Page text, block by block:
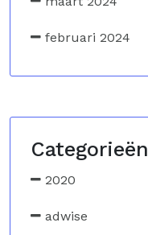
februari 2024
Categorieën
2020
adwise